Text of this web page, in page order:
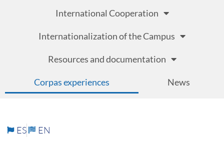
International Cooperation
Internationalization of the Campus
Resources and documentation
Corpas experiences News
ES EN